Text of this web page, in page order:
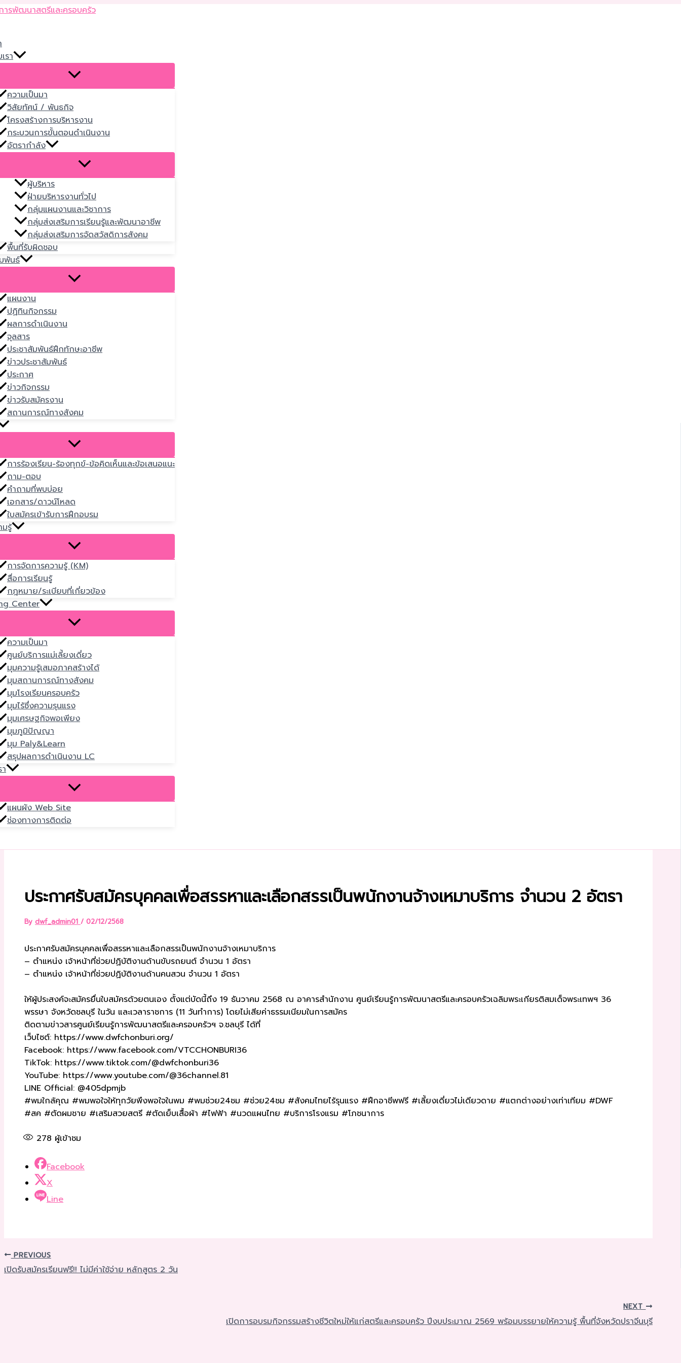
Skip
รา
ความเป็นมา
วิสัยทัศน์ / พันธกิจ
โครงสร้างการบริหารงาน
กระบวนการขั้นตอนดำเนินงาน
อัตรากำลัง
ผู้บริหาร
ฝ่ายบริหารงานทั่วไป
กลุ่มแผนงานและวิชาการ
กลุ่มส่งเสริมการเรียนรู้และพัฒนาอาชีพ
กลุ่มส่งเสริมการจัดสวัสดิการสังคม
พื้นที่รับผิดชอบ
พันธ์
แผนงาน
ปฏิทินกิจกรรม
ผลการดำเนินงาน
จุลสาร
ประชาสัมพันธ์ฝึกทักษะอาชีพ
ข่าวประชาสัมพันธ์
ประกาศ
ข่าวกิจกรรม
ข่าวรับสมัครงาน
สถานการณ์ทางสังคม
การร้องเรียน-ร้องทุกข์-ข้อคิดเห็นและข้อเสนอแนะ
ถาม-ตอบ
คำถามที่พบบ่อย
เอกสาร/ดาวน์โหลด
ใบสมัครเข้ารับการฝึกอบรม
รู้
การจัดการความรู้ (KM)
สื่อการเรียนรู้
กฎหมาย/ระเบียบที่เกี่ยวข้อง
Center
ความเป็นมา
ศูนย์บริการแม่เลี้ยงเดี่ยว
มุมความรู้เสมอภาคสร้างได้
มุมสถานการณ์ทางสังคม
มุมโรงเรียนครอบครัว
มุมไร้ซึ่งความรุนแรง
มุมเศรษฐกิจพอเพียง
มุมภูมิปัญญา
มุม Paly&Learn
สรุปผลการดำเนินงาน LC
แผนผัง Web Site
ช่องทางการติดต่อ
ประกาศรับสมัครบุคคลเพื่อสรรหาและเลือกสรรเป็นพนักงานจ้างเหมาบริการ จำนวน 2 อัตรา
By dwf_admin01 / 02/12/2568
ประกาศรับสมัครบุคคลเพื่อสรรหาและเลือกสรรเป็นพนักงานจ้างเหมาบริการ
– ตำแหน่ง เจ้าหน้าที่ช่วยปฏิบัติงานด้านขับรถยนต์ จำนวน 1 อัตรา
– ตำแหน่ง เจ้าหน้าที่ช่วยปฏิบัติงานด้านคนสวน จำนวน 1 อัตรา
ให้ผู้ประสงค์จะสมัครยื่นใบสมัครด้วยตนเอง ตั้งแต่บัดนี้ถึง 19 ธันวาคม 2568 ณ อาคารสำนักงาน ศูนย์เรียนรู้การพัฒนาสตรีและครอบครัวเฉลิมพระเกียรติสมเด็จพระเทพฯ 36
พรรษา จังหวัดชลบุรี ในวัน และเวลาราชการ (11 วันทำการ) โดยไม่เสียค่าธรรมเนียมในการสมัคร
ติดตามข่าวสารศูนย์เรียนรู้การพัฒนาสตรีและครอบครัวฯ จ.ชลบุรี ได้ที่
เว็บไซต์: https://www.dwfchonburi.org/
Facebook: https://www.facebook.com/VTCCHONBURI36
TikTok: https://www.tiktok.com/@dwfchonburi36
YouTube: https://www.youtube.com/@36channel.81
LINE Official: @405dpmjb
#พมใกล้คุณ #พมพอใจให้ทุกวัยพึงพอใจในพม #พมช่วย24ชม #ช่วย24ชม #สังคมไทยไร้รุนแรง #ฝึกอาชีพฟรี #เลี้ยงเดี่ยวไม่เดียวดาย #แตกต่างอย่างเท่าเทียม #DWF
#สค #ตัดผมชาย #เสริมสวยสตรี #ตัดเย็บเสื้อผ้า #ไฟฟ้า #นวดแผนไทย #บริการโรงแรม #โภชนาการ
278 ผู้เข้าชม
Facebook
X
Line
PREVIOUS
เปิดรับสมัครเรียนฟรี!! ไม่มีค่าใช้จ่าย หลักสูตร 2 วัน
NEXT
เปิดการอบรมกิจกรรมสร้างชีวิตใหม่ให้แก่สตรีและครอบครัว ปีงบประมาณ 2569 พร้อมบรรยายให้ความรู้ พื้นที่จังหวัดปราจีนบุรี